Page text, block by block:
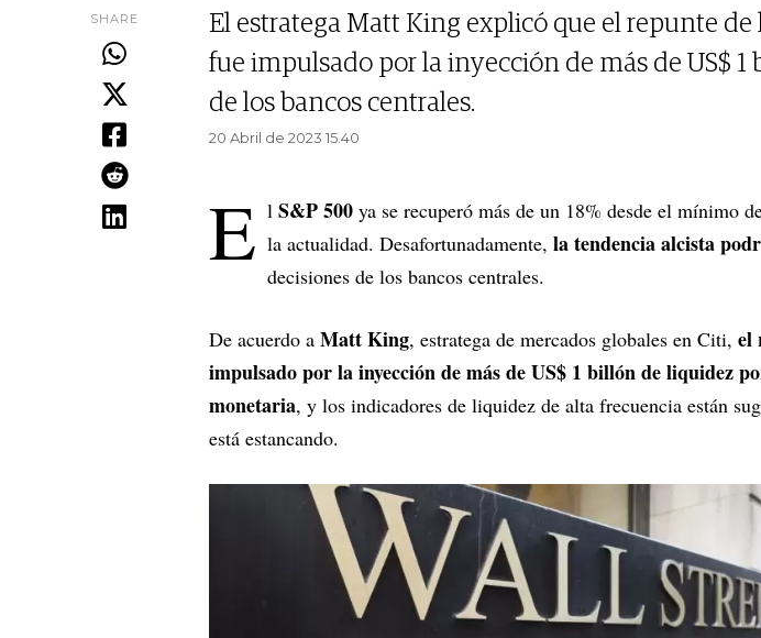
SHARE
El estratega Matt King explicó que el repunte de
fue impulsado por la inyección de más de US$ 1
de los bancos centrales.
20 Abril de 2023 15.40
E l S&P 500 ya se recuperó más de un 18% desde el mínimo
la actualidad. Desafortunadamente, la tendencia alcista
decisiones de los bancos centrales.
De acuerdo a Matt King, estratega de mercados globales en Citi, el
impulsado por la inyección de más de US$ 1 billón de liquidez
monetaria, y los indicadores de liquidez de alta frecuencia están
está estancando.